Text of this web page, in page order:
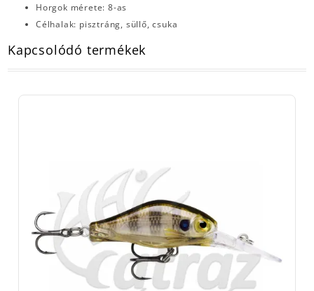
Horgok mérete: 8-as
Célhalak: pisztráng, süllő, csuka
Kapcsolódó termékek